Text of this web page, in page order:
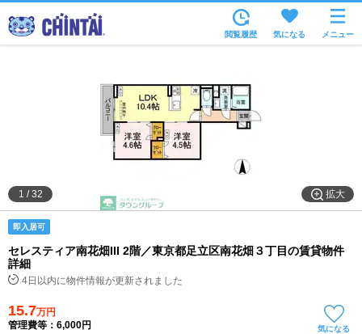
住所から
家賃相場から
通勤通学時間から
物件特集から
閲覧履歴 気になる メニュー
拡大
1 /32
即入居可
セレスティア南花畑III 2階／東京都足立区南花畑３丁目の賃貸物件
詳細
4日以内に物件情報が更新されました
15.7万円
管理費等：6,000円
気になる